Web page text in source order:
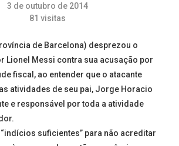
3 de outubro de 2014
81 visitas
de Barcelona) desprezou o
Lionel Messi contra sua acusação por
fiscal, ao entender que o atacante
atividades de seu pai, Jorge Horacio
e responsável por toda a atividade
suficientes” para não acreditar